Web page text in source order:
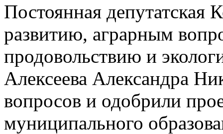
Постоянная депутатская
развитию, аграрным
продовольствию и
Алексеева Александра
вопросов и одобрили
муниципального